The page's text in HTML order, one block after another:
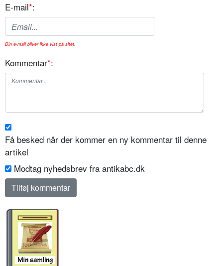
E-mail*:
Din e-mail bliver ikke vist på sitet.
Kommentar*:
Få besked når der kommer en ny kommentar til denne
artikel
Modtag nyhedsbrev fra antikabc.dk